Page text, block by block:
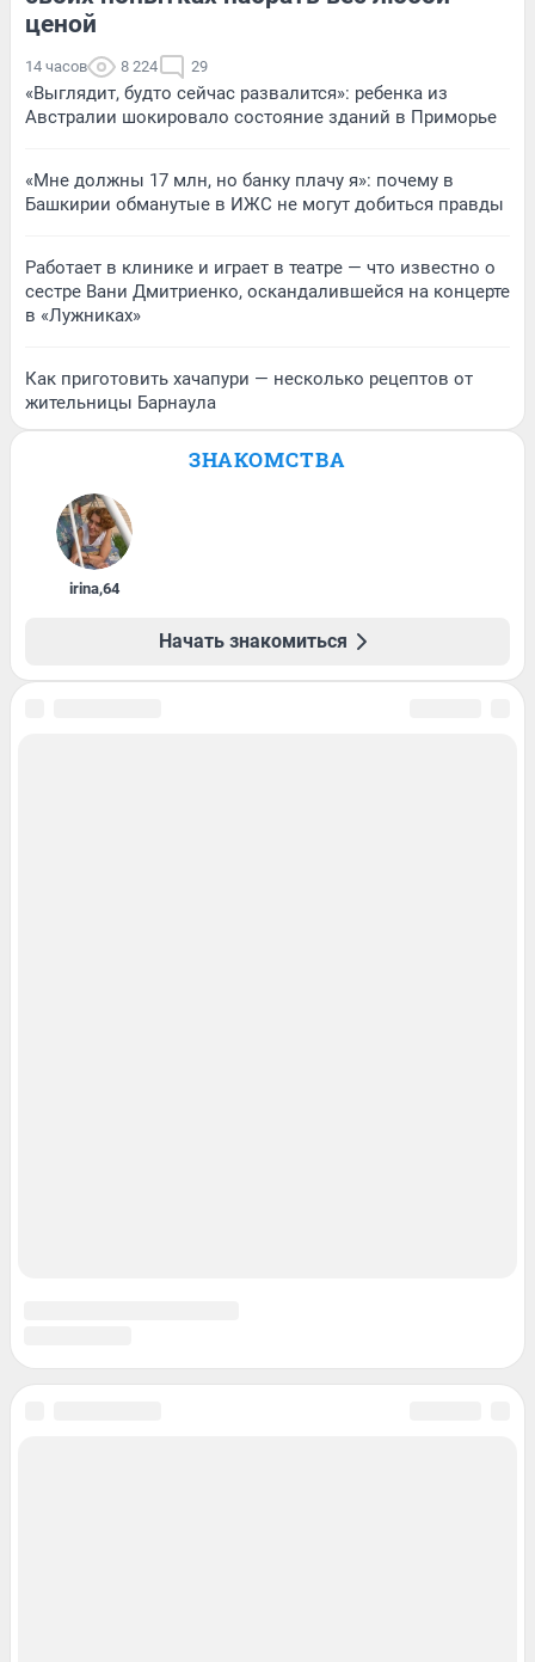
ценой
14 часов 8 224 29
«Выглядит, будто сейчас развалится»: ребенка из
Австралии шокировало состояние зданий в Приморье
«Мне должны 17 млн, но банку плачу я»: почему в
Башкирии обманутые в ИЖС не могут добиться правды
Работает в клинике и играет в театре — что известно о
сестре Вани Дмитриенко, оскандалившейся на концерте
в «Лужниках»
Как приготовить хачапури — несколько рецептов от
жительницы Барнаула
ЗНАКОМСТВА
irina,64
Начать знакомиться